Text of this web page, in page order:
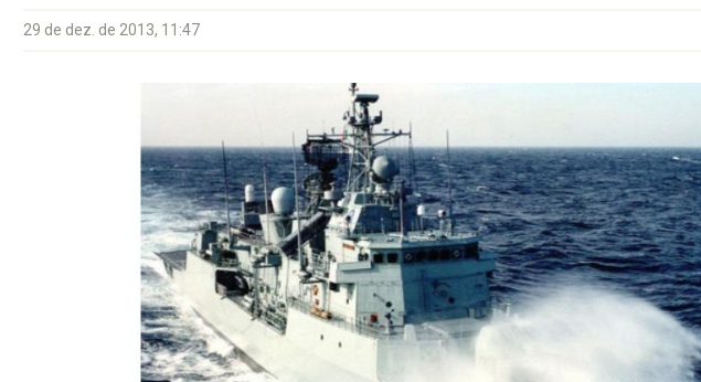
29 de dez. de 2013, 11:47